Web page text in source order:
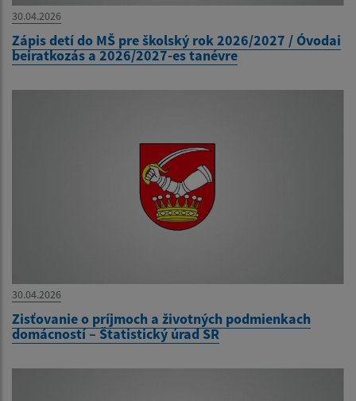
30.04.2026
Zápis detí do MŠ pre školský rok 2026/2027 / Óvodai
beiratkozás a 2026/2027-es tanévre
30.04.2026
Zisťovanie o príjmoch a životných podmienkach
domácností – Štatistický úrad SR